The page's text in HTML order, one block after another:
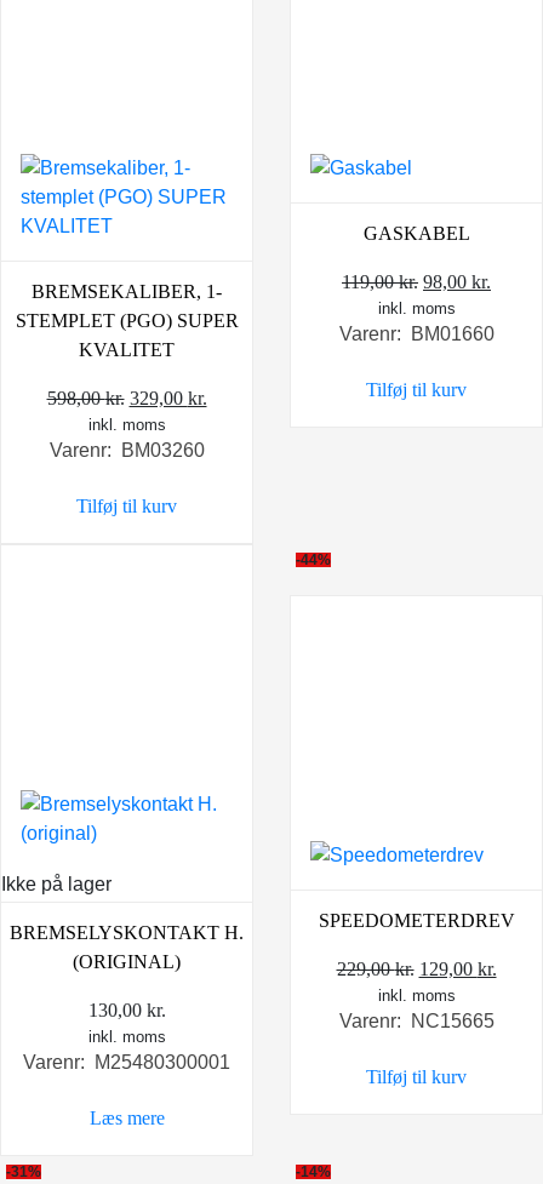
BREMSEKALIBER, 1-
STEMPLET (PGO) SUPER
KVALITET
598,00kr. Den
oprindelige
pris
598,00 kr..
329,00 kr.
inkl. moms
Varenr: BM03260
Tilføj til kurv
GASKABEL
119,00kr. Den
oprindelige
pris
119,00 kr..
98,00 kr.
pris
inkl. moms
Varenr: BM01660
Tilføj til kurv
Ikke på lager
BREMSELYSKONTAKT H.
(ORIGINAL)
130,00 kr.
inkl. moms
Varenr: M25480300001
Læs mere
-44%
SPEEDOMETERDREV
229,00kr. Den
oprindelige
pris
229,00 kr..
129,00 kr.
inkl. moms
Varenr: NC15665
Tilføj til kurv
-31% -14%